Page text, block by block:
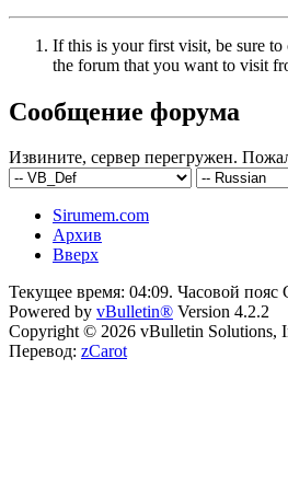
If this is your first visit, be sure to
the forum that you want to visit
Сообщение форума
Извините, сервер перегружен.
Sirumem.com
Архив
Вверх
Текущее время: 04:09. Часовой пояс
Powered by vBulletin® Version 4.2.2
Copyright © 2026 vBulletin Solutions,
Перевод: zCarot